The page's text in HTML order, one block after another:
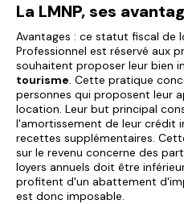
La LMNP, ses
Avantages : ce statut fiscal de
Professionnel est réservé aux
souhaitent proposer leur bien
tourisme. Cette pratique
personnes qui proposent leur
location. Leur but principal
l'amortissement de leur crédit
recettes supplémentaires.
sur le revenu concerne des
loyers annuels doit être
profitent d'un abattement
est donc imposable.